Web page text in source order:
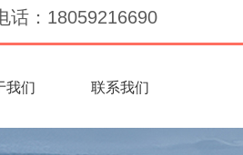
话 ： 18059216690
我们 联系我们